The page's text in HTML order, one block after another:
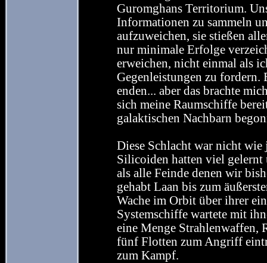
Guromghans Territorium.
Informationen zu sammeln
aufzuweichen, sie stießen
nur minimale Erfolge
erweichen, nicht einmal als
Gegenleistungen zu fordern.
enden... aber das brachte
sich meine Raumschiffe
galaktischen Nachbarn
Diese Schlacht war nicht
Silicoiden hatten viel gelernt
als alle Feinde denen wir
gehabt Laan bis zum
Wache im Orbit über ihrer
Systemschiffe wartete mit
eine Menge Strahlenwaffen,
fünf Flotten zum Angriff
zum Kampf.